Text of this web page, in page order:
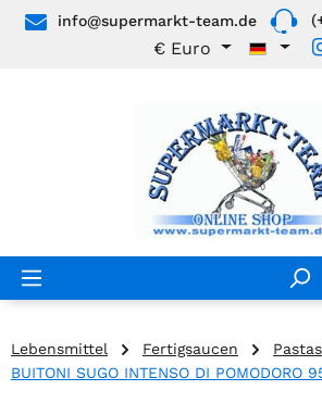
Zum Hauptinhalt springen
info@supermarkt-team.de
€ Euro
Lebensmittel Fertigsaucen
BUITONI SUGO INTENSO DI POMODORO